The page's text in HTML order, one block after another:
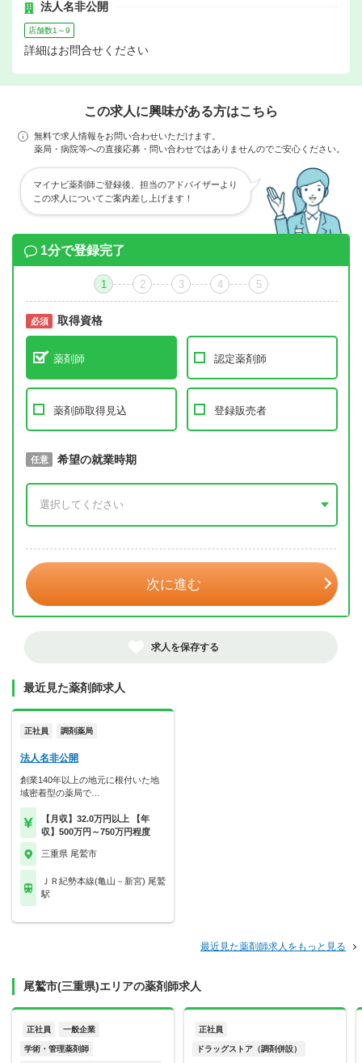
法人名非公開
店舗数1～9
詳細はお問合せください
この求人に興味がある方はこちら
無料で求人情報をお問い合わせいただけます。
薬局・病院等への直接応募・問い合わせではありませんのでご安心ください。
マイナビ薬剤師ご登録後、担当のアドバイザーより
この求人についてご案内差し上げます！
1分で登録完了
1 2 3 4 5
必須 取得資格
薬剤師 認定薬剤師
薬剤師取得見込 登録販売者
必須 取得予定年
任意 希望の就業時期
次に進む
求人を保存する
最近見た薬剤師求人
正社員 調剤薬局
法人名非公開
創業140年以上の地元に根付いた地
域密着型の薬局で…
【月収】32.0万円以上 【年
収】500万円～750万円程度
三重県 尾鷲市
ＪＲ紀勢本線(亀山－新宮) 尾鷲
駅
最近見た薬剤師求人をもっと見る
尾鷲市(三重県)エリアの薬剤師求人
正社員 一般企業
学術・管理薬剤師
正社員
ドラッグストア（調剤併設）